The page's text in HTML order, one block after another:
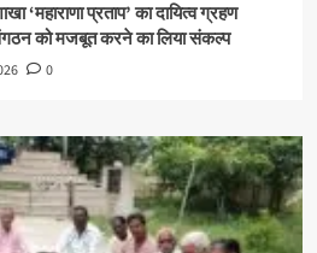
‘महाराणा प्रताप’ का दायित्व ग्रहण
को मजबूत करने का लिया संकल्प
0